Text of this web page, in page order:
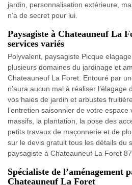
jardin, personnalisation extérieure,
n’a de secret pour lui.
Paysagiste à Chateauneuf La
services variés
Polyvalent, paysagiste Picque
plusieurs domaines du jardinage et
Chateauneuf La Foret. Entouré par
n’aura aucun mal à réaliser
vos haies de jardin et arbustes
l’entretien saisonnier de votre
massifs, la plantation, la pose des
petits travaux de maçonnerie et de
sur le devis gratuit tous les détails du
paysagiste à Chateauneuf La Foret
Spécialiste de l’aménagement
Chateauneuf La Foret